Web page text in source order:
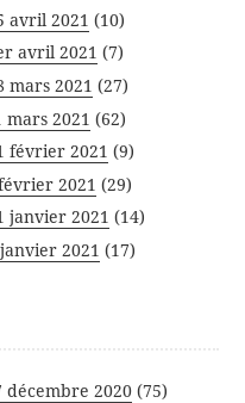
avril 2021 (10)
avril 2021 (7)
mars 2021 (27)
2021 (62)
février 2021 (9)
2021 (29)
janvier 2021 (14)
2021 (17)
décembre 2020 (75)